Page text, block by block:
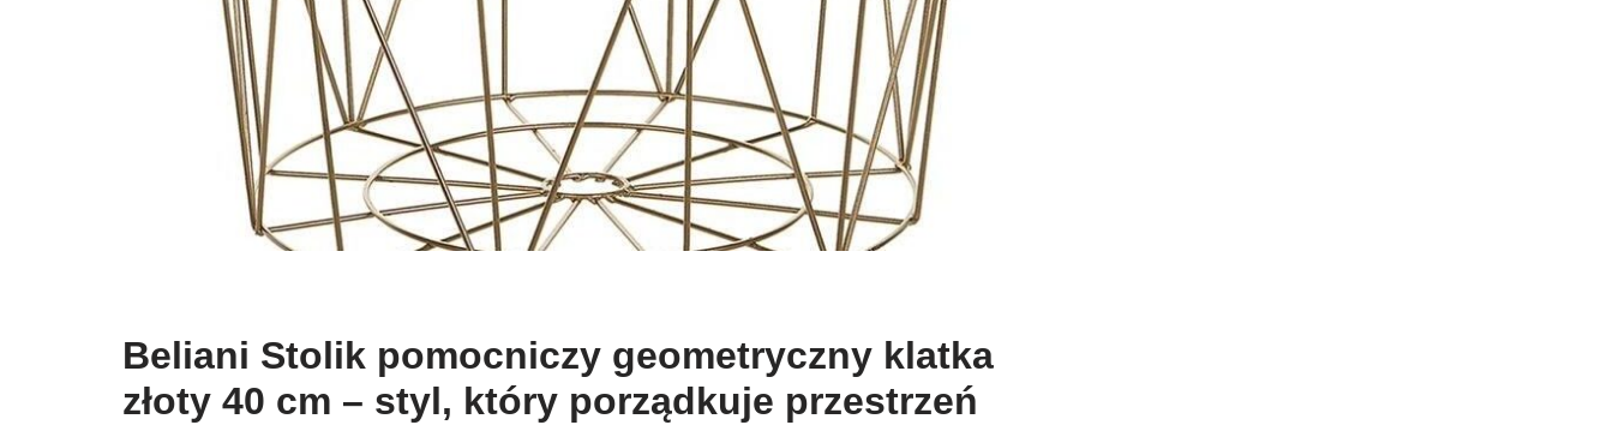
Beliani Stolik pomocniczy geometryczny klatka
złoty 40 cm – styl, który porządkuje przestrzeń